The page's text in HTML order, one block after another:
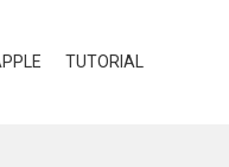
TUTORIAL